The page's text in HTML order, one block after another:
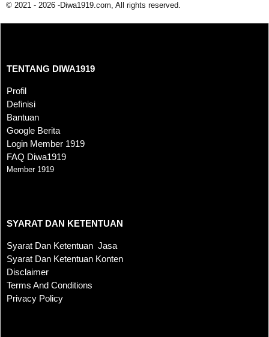
© 2021 - 2026 -Diwa1919.com, All rights reserved.
TENTANG DIWA1919
Profil
Definisi
Bantuan
Google Berita
Login Member 1919
FAQ Diwa1919
Member 1919
SYARAT DAN KETENTUAN
Syarat Dan Ketentuan Jasa
Syarat Dan Ketentuan Konten
Disclaimer
Terms And Conditions
Privacy Policy